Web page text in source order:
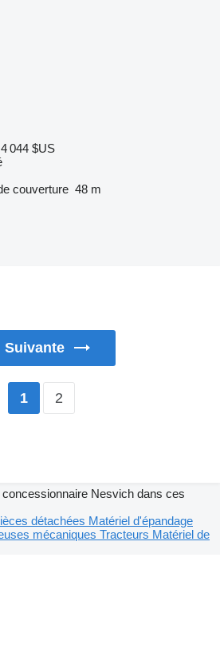
044 $US
couverture 48 m
Suivante
1 2
Nesvich dans ces
détachées Matériel d'épandage
mécaniques Tracteurs Matériel de